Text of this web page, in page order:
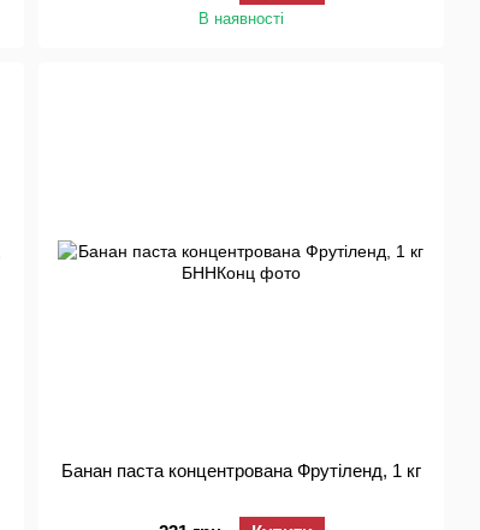
В наявності
Банан паста концентрована Фрутіленд, 1 кг